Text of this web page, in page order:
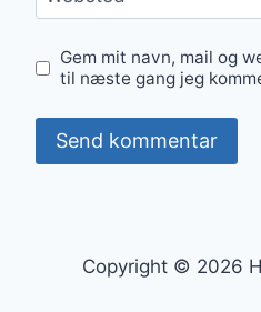
Gem mit navn, mail og
til næste gang jeg
Copyright © 2026